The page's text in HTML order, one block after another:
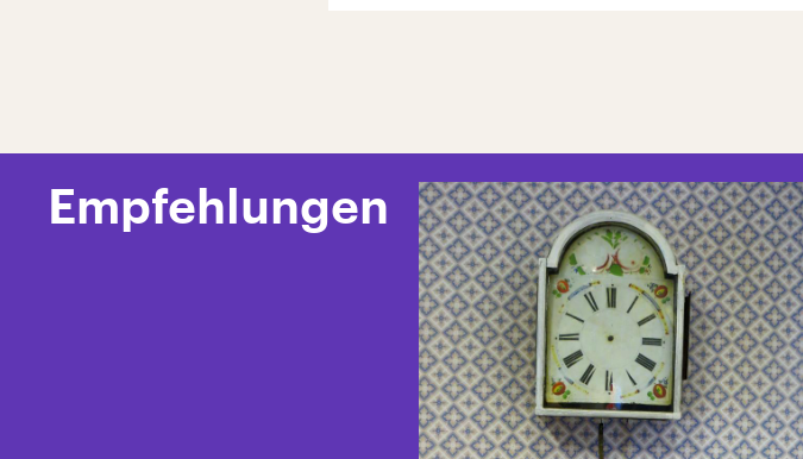
Empfehlungen